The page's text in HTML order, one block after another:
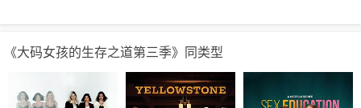
《大码女孩的生存之道第三季》同类型